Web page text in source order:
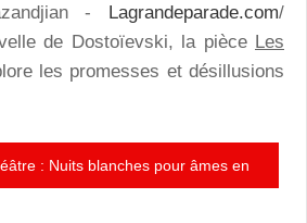
- Lagrandeparade.com/
de Dostoïevski, la pièce Les
les promesses et désillusions
: Nuits blanches pour âmes en